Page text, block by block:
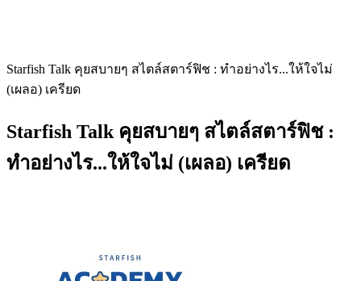
Starfish Talk คุยสบายๆ สไตล์สตาร์ฟิช : ทำอย่างไร...ให้ใจไม่
(เผลอ) เครียด
Starfish Talk คุยสบายๆ สไตล์สตาร์ฟิช :
ทำอย่างไร...ให้ใจไม่ (เผลอ) เครียด